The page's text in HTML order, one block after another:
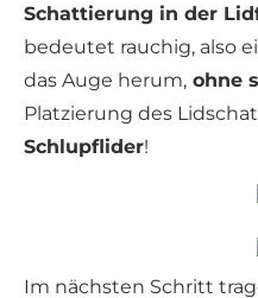
Schattierung in der
bedeutet rauchig, also
das Auge herum, ohne
Platzierung des
Schlupflider!
Im nächsten Schritt